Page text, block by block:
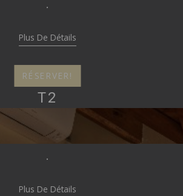
[Cliquez pour agrandir]
-
RÉSERVER!
Plus De Détails
T2
-
Plus De Détails